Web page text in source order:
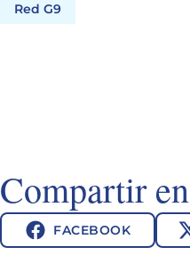
Red G9
Compartir en
FACEBOOK